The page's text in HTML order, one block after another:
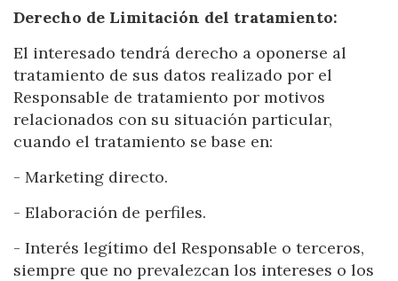
Derecho de Limitación del tratamiento:
El interesado tendrá derecho a oponerse al
tratamiento de sus datos realizado por el
Responsable de tratamiento por motivos
relacionados con su situación particular,
cuando el tratamiento se base en:
- Marketing directo.
- Elaboración de perfiles.
- Interés legítimo del Responsable o terceros,
siempre que no prevalezcan los intereses o los